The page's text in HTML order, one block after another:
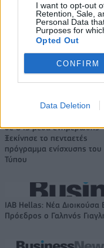
I want to opt-out
Retention, Sale,
Personal Data
Purposes for
Opted Out
CONFIRM
Data Deletion
Β.Σ. Καρούλιας: Τζίρος
νέα στοιχήματα σε low &
σε 843 μέσα ενημέρωσης-
Ξεκίνησε το πενταετές
πρόγραμμα ενίσχυσης του
Τύπου
IAB Hellas: Νέα Διοικούσα
Πρόεδρος ο Γαληνός